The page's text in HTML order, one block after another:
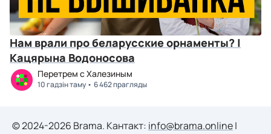
Нам врали про беларусские орнаменты? |
Кацярына Водоносова
Перетрем с Халезиным
10 гадзін таму 6 462 прагляды
© 2024-2026 Brama. Кантакт: info@brama.online|